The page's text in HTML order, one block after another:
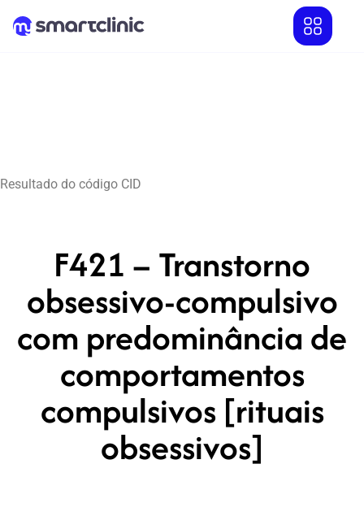
Resultado do código CID
F421 – Transtorno
obsessivo-compulsivo
com predominância de
comportamentos
compulsivos [rituais
obsessivos]